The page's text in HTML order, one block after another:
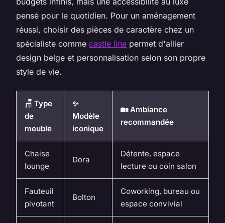
pensé pour le quotidien. Pour un aménagement
réussi, choisir des pièces de caractère chez un
spécialiste comme castle line permet d'allier
design belge et personnalisation selon son propre
style de vie.
🪑 Type
de
meuble
✨
Modèle
iconique
🏡 Ambiance
recommandée
Chaise
lounge
Dora
Détente, espace
lecture ou coin salon
Fauteuil
pivotant
Bolton
Coworking, bureau ou
espace convivial